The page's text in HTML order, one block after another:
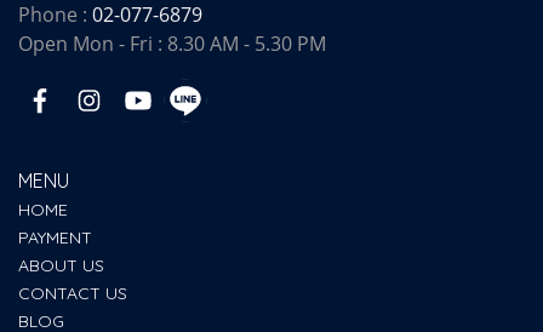
Phone : 02-077-6879
Open Mon - Fri : 8.30 AM - 5.30 PM
MENU
HOME
PAYMENT
ABOUT US
CONTACT US
BLOG